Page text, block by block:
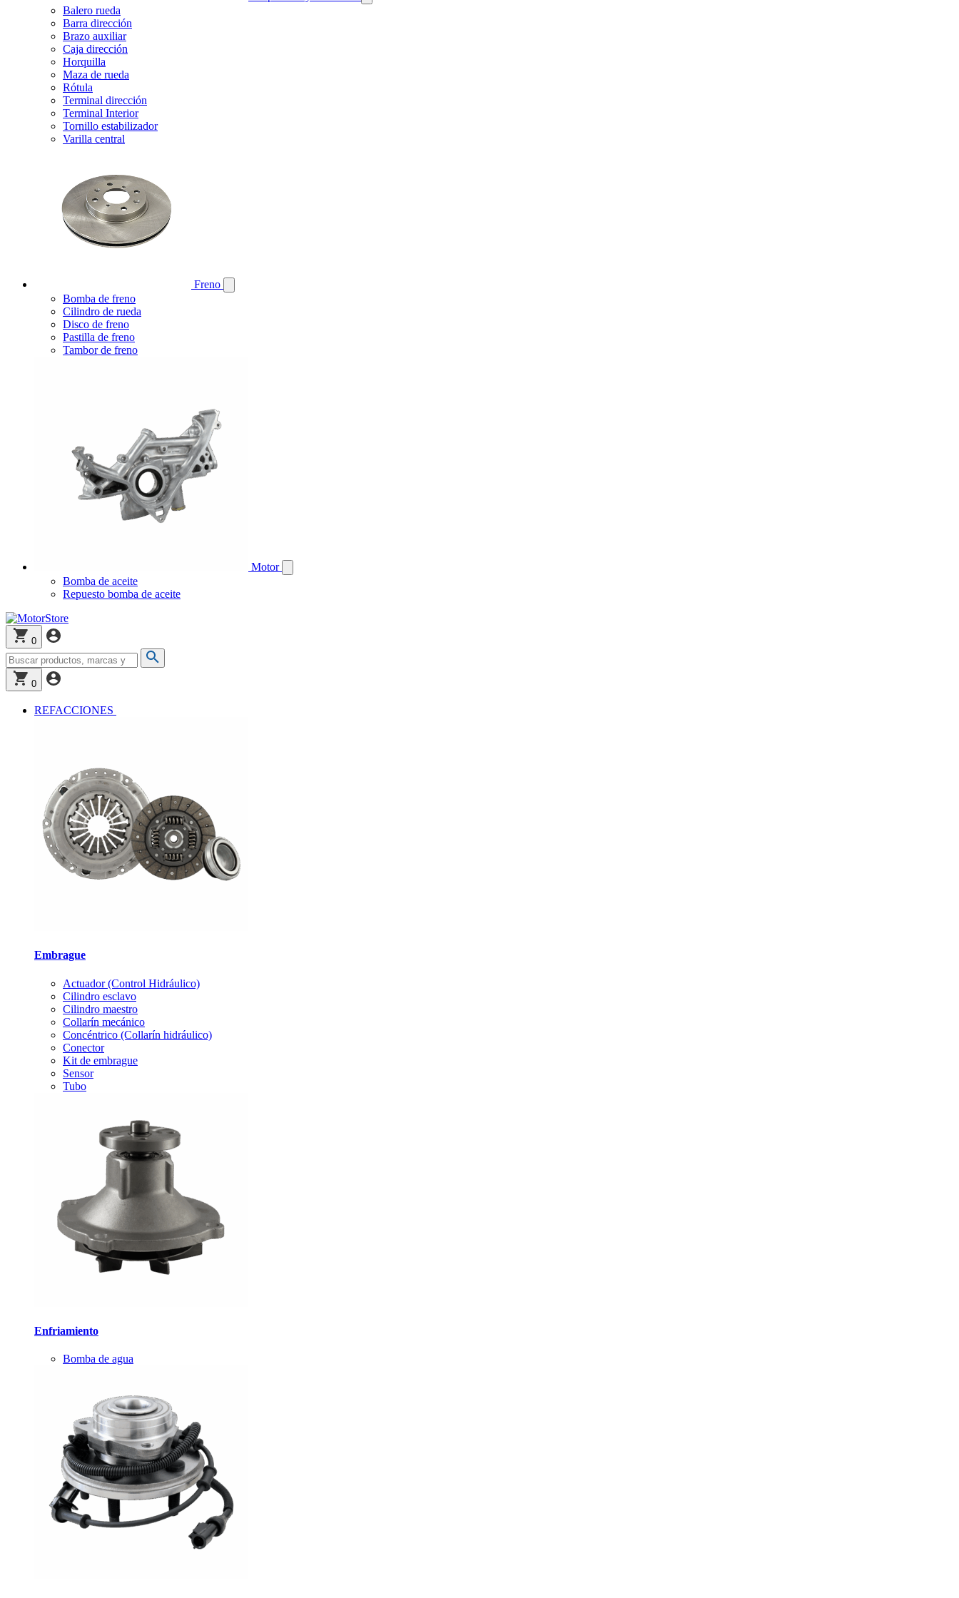
Balero rueda
Barra dirección
Brazo auxiliar
Caja dirección
Horquilla
Maza de rueda
Rótula
Terminal dirección
Terminal Interior
Tornillo estabilizador
Varilla central
Freno
Bomba de freno
Cilindro de rueda
Disco de freno
Pastilla de freno
Tambor de freno
Motor
Bomba de aceite
Repuesto bomba de aceite
0
0
REFACCIONES
Embrague
Actuador (Control Hidráulico)
Cilindro esclavo
Cilindro maestro
Collarín mecánico
Concéntrico (Collarín hidráulico)
Conector
Kit de embrague
Sensor
Tubo
Enfriamiento
Bomba de agua